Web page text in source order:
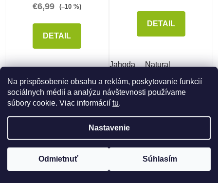
Na prispôsobenie obsahu a reklám, poskytovanie funkcií
sociálnych médií a analýzu návštevnosti používame
súbory cookie. Viac informácií tu.
Nastavenie
Odmietnuť Súhlasím
€6,99 (–10 %)
DETAIL
DETAIL
Jahoda Natural
Ovládacie prvky výpisu
NAČÍTAŤ 60 ĎALŠÍCH
1 3
175položiek celkom
HORE